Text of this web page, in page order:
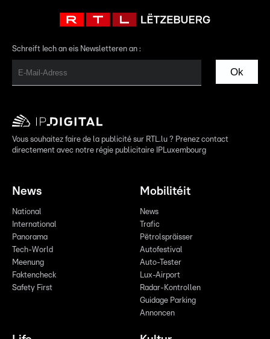
Schreift Iech an eis Newsletteren an :
Ok
Vous souhaitez faire de la publicité sur RTL.lu ? Prenez contact
directement avec notre régie publicitaire IPLuxembourg
News
National
International
Panorama
Tech-World
Meenung
Faktencheck
Safety First
Mobilitéit
News
Trafic
Pëtrolspräisser
Autofestival
Auto-Tester
Lux-Airport
Radar-Kontrollen
Guidage Parking
Annoncen